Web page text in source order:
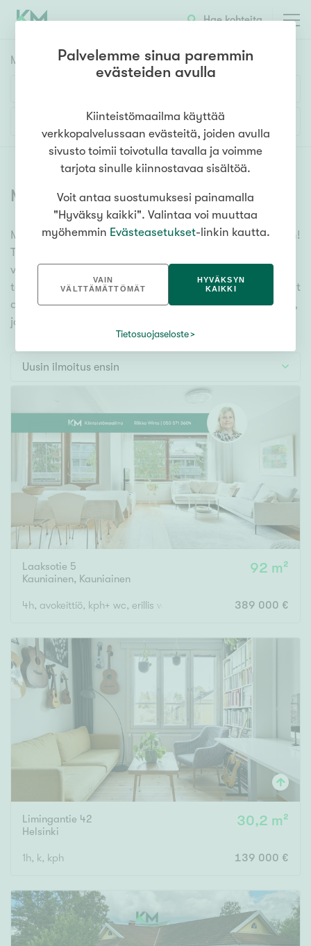
Hae kohteita
Myyntikohteet
1h 2h 3h 4h 5h+
Asuntotyyppi
Kerros-/luhtitalo
Rivitalo/paritalo
Omakoti-/erillistalo
Maa- tai metsätila
Vapaa-ajan asunto
Hinta
000 000 €
Pinta-ala
Asuinpinta-ala Kokonaispinta-ala
m²
Rakennusvuosi
Uudiskohteet
Vain uudiskohteet Ei uudiskohteita
Arvokohteet
Vain arvokohteet Ei arvokohteita
Kunto
Hyvä
Tyydyttävä
Lisää hakuehtoja
Myytävät asunnot (6338)
Meiltä löydät myytävät asunnot, oli tarpeesi mikä vain!
Tuhansien kohteiden ja satojen kiinteistönvälittäjien
verkostomme auttaa sinua kenties elämäsi
tärkeimmässä päätöksessä. Katso alta kaikki myytävät
asunnot. Hyödynnä myös kätevää hakutyökaluamme,
jonka avulla löydät omien toiveidesi mukaisen kodin.
Uusin ilmoitus ensin
Laaksotie 5
Kauniainen, Kauniainen
92 m²
4h, avokeittiö, kph+ wc, erillis wc, khh, lasitettu parveke,
389 000 €
Limingantie 42
Helsinki
30,2 m²
1h, k, kph 139 000 €
Palvelemme sinua paremmin
evästeiden avulla
Kiinteistömaailma käyttää
verkkopalvelussaan evästeitä, joiden avulla
sivusto toimii toivotulla tavalla ja voimme
tarjota sinulle kiinnostavaa sisältöä.
Voit antaa suostumuksesi painamalla
"Hyväksy kaikki". Valintaa voi muuttaa
myöhemmin Evästeasetukset-linkin kautta.
VAIN
VÄLTTÄMÄTTÖMÄT
HYVÄKSYN
KAIKKI
Tietosuojaseloste